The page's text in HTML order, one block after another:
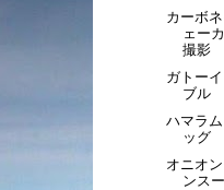
カーボ
ェー
撮影
ガトー
ブル
ハマラ
ッグ
オニオ
ンス